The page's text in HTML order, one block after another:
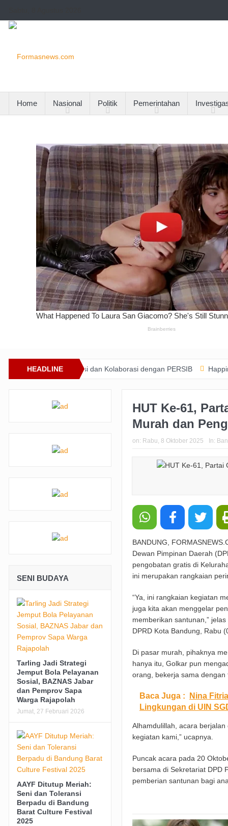
Home Nasional Politik Pemerintahan
HEADLINE
Inovasi dan Kolaborasi dengan PERSIB Happiness Yard
HUT Ke-61,
Murah dan
on: Rabu, 8 Oktober 2025 In:
BANDUNG,
Dewan Pimpinan Daerah
pengobatan gratis di
ini merupakan rangkaian
“Ya, ini rangkaian kegiatan
juga kita akan menggelar
memberikan santunan,”
DPRD Kota Bandung, Rabu
Di pasar murah, pihaknya
hanya itu, Golkar pun
orang, bekerja sama
Baca Juga :
Nina
Lingkungan di UIN
Alhamdulillah, acara
kegiatan kami,” ucapnya.
Puncak acara pada 20
bersama di Sekretariat DPD
pemberian santunan bagi
SENI BUDAYA
Tarling Jadi Strategi
Jemput Bola Pelayanan
Sosial, BAZNAS Jabar
dan Pemprov Sapa
Warga Rajapolah
Jumat, 27 Februari 2026
AAYF Ditutup Meriah:
Seni dan Toleransi
Berpadu di Bandung
Barat Culture Festival
2025